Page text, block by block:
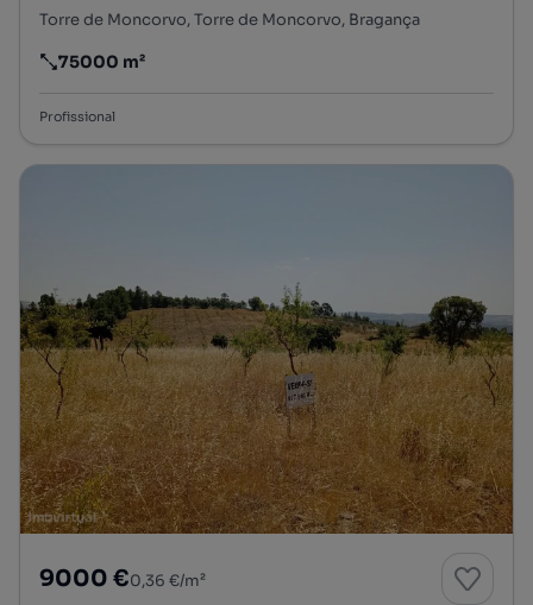
Torre de Moncorvo, Torre de Moncorvo, Bragança
Preço por metro quadrado
75000 m²
Profissional
9000 €0,36 €/m²